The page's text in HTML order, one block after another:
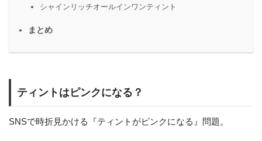
シャインリッチオールインワンティント
まとめ
ティントはピンクになる？
SNSで時折見かける『ティントがピンクになる』問題。